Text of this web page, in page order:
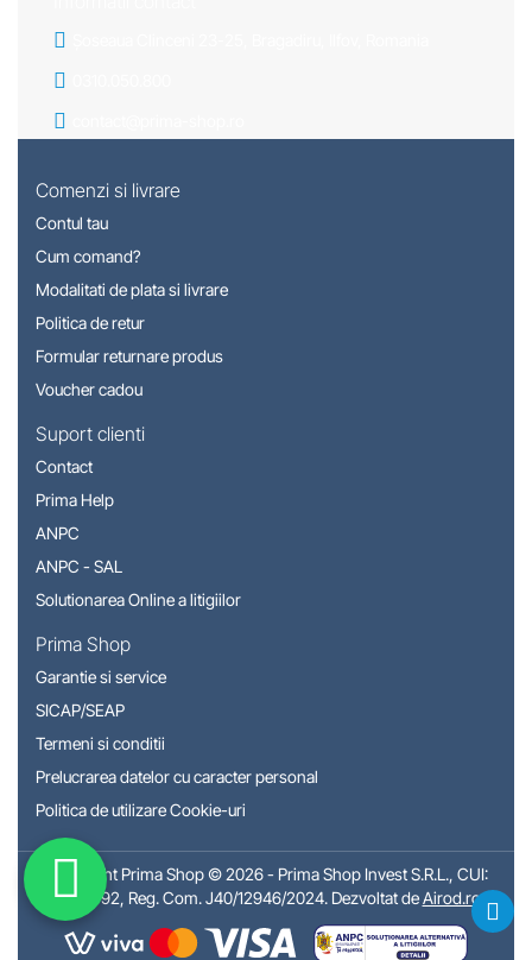
Comenzi si livrare
Contul tau
Cum comand?
Modalitati de plata si livrare
Politica de retur
Formular returnare produs
Voucher cadou
Suport clienti
Contact
Prima Help
ANPC
ANPC - SAL
Solutionarea Online a litigiilor
Prima Shop
Garantie si service
SICAP/SEAP
Termeni si conditii
Prelucrarea datelor cu caracter personal
Politica de utilizare Cookie-uri
Copyright Prima Shop © 2026 - Prima Shop Invest S.R.L., CUI:
50310792, Reg. Com. J40/12946/2024. Dezvoltat deAirod.ro.